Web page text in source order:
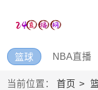
篮球 NBA直播
当前位置： 首页